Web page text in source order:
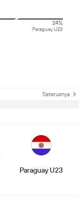
24%
Paraguay U23
Seterusnya
Paraguay U23